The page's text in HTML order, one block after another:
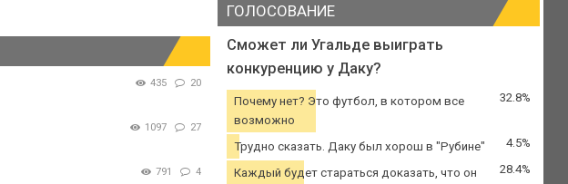
435 20
1097 27
791 4
ГОЛОСОВАНИЕ
Сможет ли Угальде выиграть
конкуренцию у Даку?
Почему нет? Это футбол, в котором все
возможно
32.8%
Трудно сказать. Даку был хорош в "Рубине" 4.5%
Каждый будет стараться доказать, что он
28.4%